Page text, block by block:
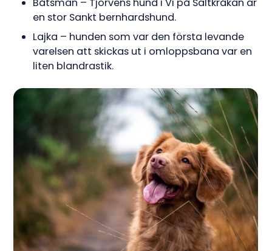
Båtsman – Tjorvens hund i Vi på Saltkråkan är
en stor Sankt bernhardshund.
Lajka – hunden som var den första levande
varelsen att skickas ut i omloppsbana var en
liten blandrastik.